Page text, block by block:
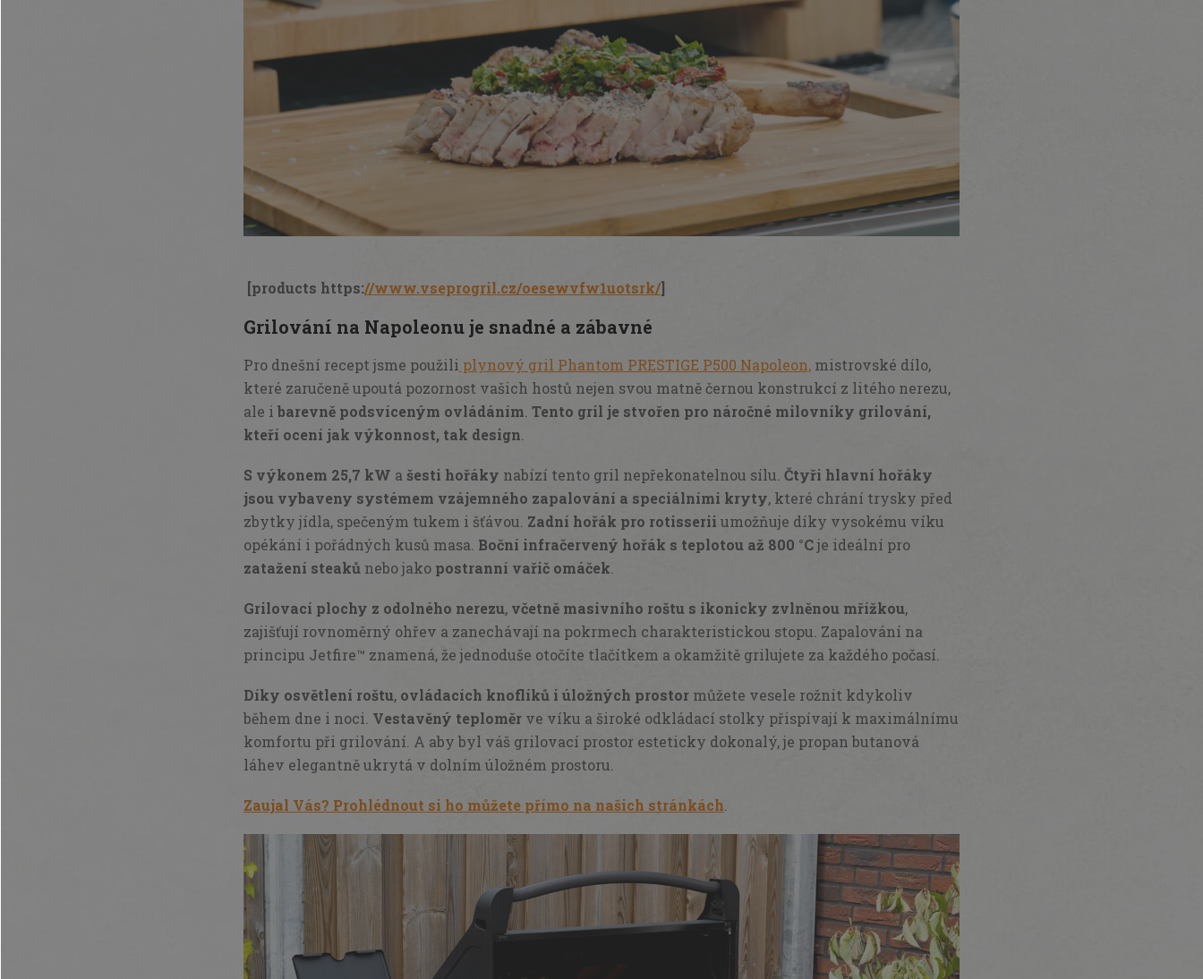
[products https://www.vseprogril.cz/oesewvfw1uotsrk/]
Grilování na Napoleonu je snadné a zábavné
Pro dnešní recept jsme použili plynový gril Phantom PRESTIGE P500 Napoleon, mistrovské dílo,
které zaručeně upoutá pozornost vašich hostů nejen svou matně černou konstrukcí z litého nerezu,
ale i barevně podsvíceným ovládáním Tento gril je stvořen pro náročné milovníky grilování,
kteří ocení jak výkonnost, tak design
S výkonem 25,7 kW a šesti hořáky nabízí tento gril nepřekonatelnou sílu. Čtyři hlavní hořáky
jsou vybaveny systémem vzájemného zapalování a speciálními kryty, které chrání trysky před
zbytky jídla, spečeným tukem i šťávou. Zadní hořák pro rotisserii umožňuje díky vysokému víku
opékání i pořádných kusů masa. Boční infračervený hořák s teplotou až 800 °Cje ideální pro
zatažení steaků nebo jako postranní vařič omáček
Grilovací plochy z odolného nerezu, včetně masivního roštu s ikonicky zvlněnou mřížkou,
zajišťují rovnoměrný ohřev a zanechávají na pokrmech charakteristickou stopu. Zapalování na
principu Jetfire™ znamená, že jednoduše otočíte tlačítkem a okamžitě grilujete za každého počasí.
Díky osvětlení roštu, ovládacích knoflíků i úložných prostor můžete vesele rožnit kdykoliv
během dne i noci. Vestavěný teploměr ve víku a široké odkládací stolky přispívají k maximálnímu
komfortu při grilování. A aby byl váš grilovací prostor esteticky dokonalý, je propan butanová
láhev elegantně ukrytá v dolním úložném prostoru.
Zaujal Vás? Prohlédnout si ho můžete přímo na našich stránkách